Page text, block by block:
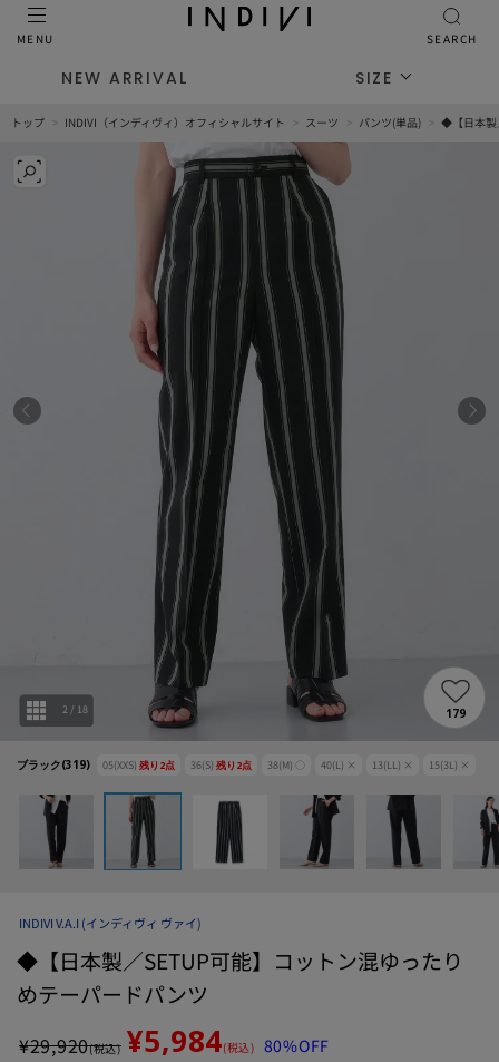
MENU SEARCH
NEW ARRIVAL SIZE
トップ INDIVI（インディヴィ）オフィシャルサイト スーツ パンツ(単品) ◆【日本製
ブラック(319) 05(XXS) 残り 2点 36(S) 残り 2点 38(M) ○ 40(L) × 13(LL) × 15(3L) ×
2 / 18 179
INDIVI V.A.I (インディヴィ ヴァイ)
◆【日本製／SETUP可能】コットン混ゆったり
めテーパードパンツ
¥29,920(税込) ¥5,984(税込) 80%OFF